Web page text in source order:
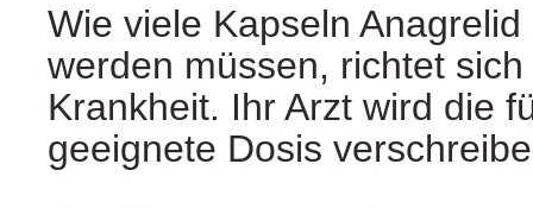
Wie viele Kapseln
werden müssen, richtet
Krankheit. Ihr Arzt wird die
geeignete Dosis